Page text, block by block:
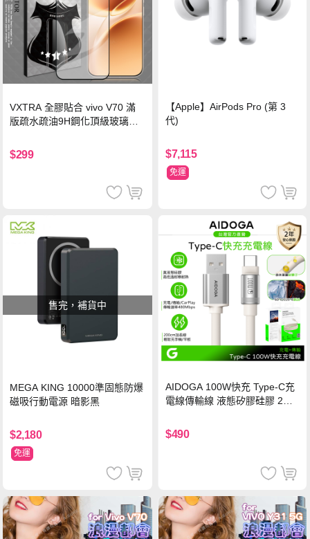
VXTRA 全膠貼合 vivo V70 滿
版疏水疏油9H鋼化頂級玻璃貼
$299
【Apple】AirPods Pro (第 3
代)
$7,115
免運
售完，補貨中
MEGA KING 10000準固態防爆
磁吸行動電源 暗影黑
$2,180
免運
AIDOGA 100W快充 Type-C充
電線傳輸線 液態矽膠硅膠 2M
$490